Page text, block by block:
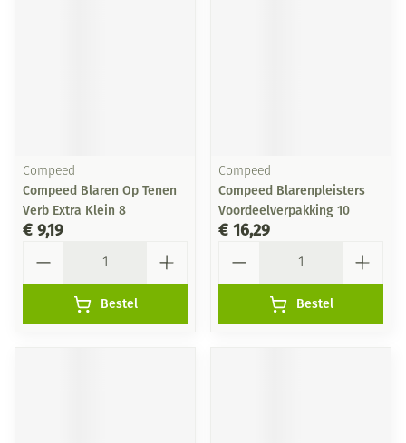
Compeed
Compeed Blaren Op Tenen
Verb Extra Klein 8
€ 9,19
Bestel
Compeed
Compeed Blarenpleisters
Voordeelverpakking 10
€ 16,29
Bestel